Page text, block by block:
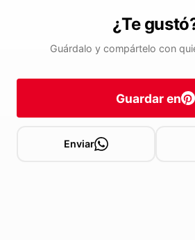
¿Te
Guárdalo y compártelo con
Guardar en
Enviar